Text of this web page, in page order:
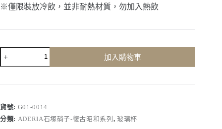
※僅限裝放冷飲，並非耐熱材質，勿加入熱飲
ADERIA
石
昭
和
玻
加入購物車
貨號: G01-0014
分類: ADERIA石塚硝子-復古昭和系列, 玻璃杯